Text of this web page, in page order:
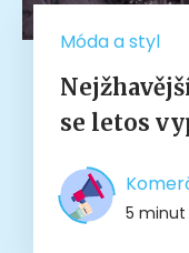
Móda a styl
se letos
5